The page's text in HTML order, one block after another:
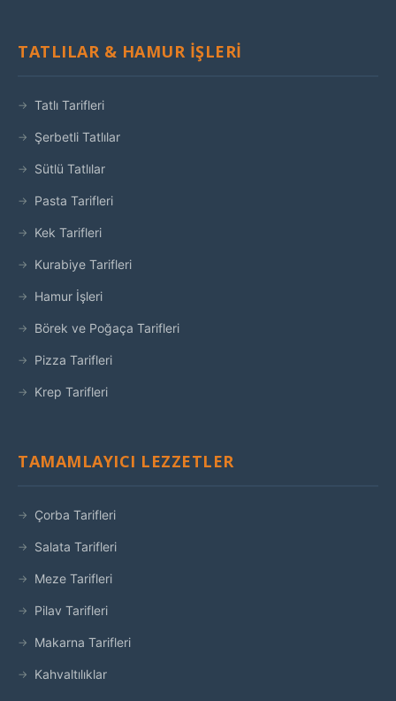
TATLILAR & HAMUR İŞLERI
Tatlı Tarifleri
Şerbetli Tatlılar
Sütlü Tatlılar
Pasta Tarifleri
Kek Tarifleri
Kurabiye Tarifleri
Hamur İşleri
Börek ve Poğaça Tarifleri
Pizza Tarifleri
Krep Tarifleri
TAMAMLAYICI LEZZETLER
Çorba Tarifleri
Salata Tarifleri
Meze Tarifleri
Pilav Tarifleri
Makarna Tarifleri
Kahvaltılıklar